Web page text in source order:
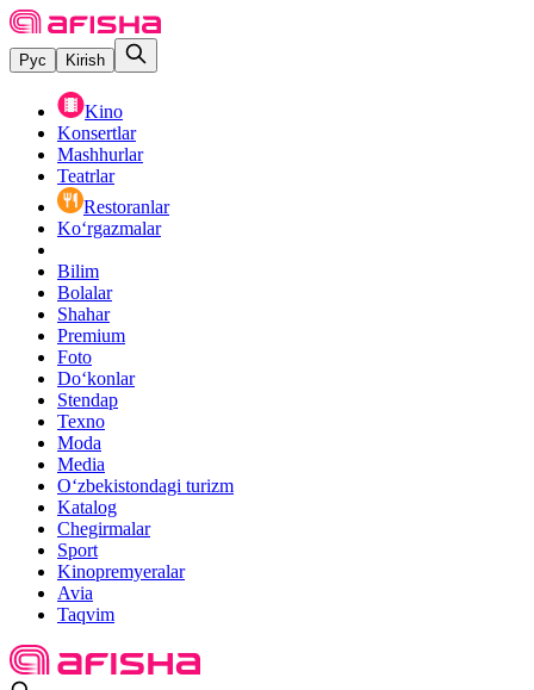
Рус Kirish
Kino
Konsertlar
Mashhurlar
Teatrlar
Restoranlar
Ko‘rgazmalar
Bilim
Bolalar
Shahar
Premium
Foto
Do‘konlar
Stendap
Texno
Moda
Media
O‘zbekistondagi turizm
Katalog
Chegirmalar
Sport
Kinopremyeralar
Avia
Taqvim